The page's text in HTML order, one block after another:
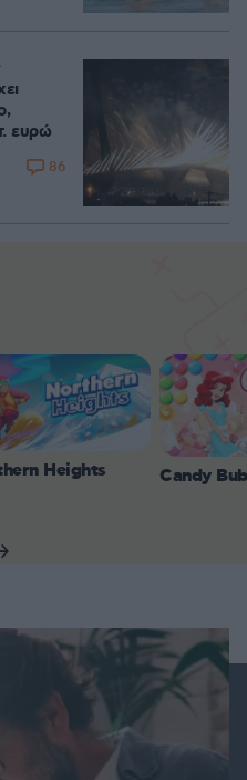
ευρώ
86
Heights Candy